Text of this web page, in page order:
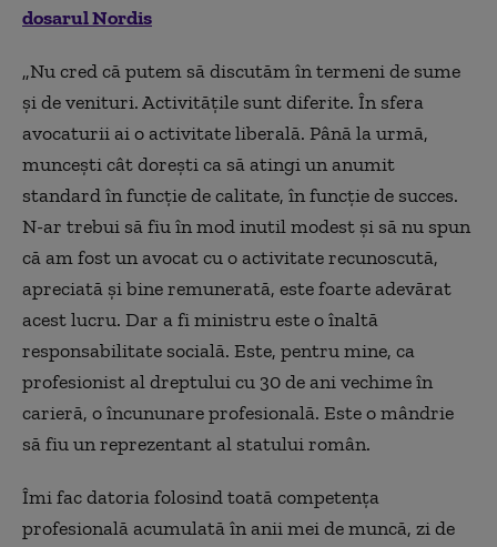
dosarul Nordis
„Nu cred că putem să discutăm în termeni de sume
şi de venituri. Activităţile sunt diferite. În sfera
avocaturii ai o activitate liberală. Până la urmă,
munceşti cât doreşti ca să atingi un anumit
standard în funcţie de calitate, în funcţie de succes.
N-ar trebui să fiu în mod inutil modest şi să nu spun
că am fost un avocat cu o activitate recunoscută,
apreciată şi bine remunerată, este foarte adevărat
acest lucru. Dar a fi ministru este o înaltă
responsabilitate socială. Este, pentru mine, ca
profesionist al dreptului cu 30 de ani vechime în
carieră, o încununare profesională. Este o mândrie
să fiu un reprezentant al statului român.
Îmi fac datoria folosind toată competenţa
profesională acumulată în anii mei de muncă, zi de